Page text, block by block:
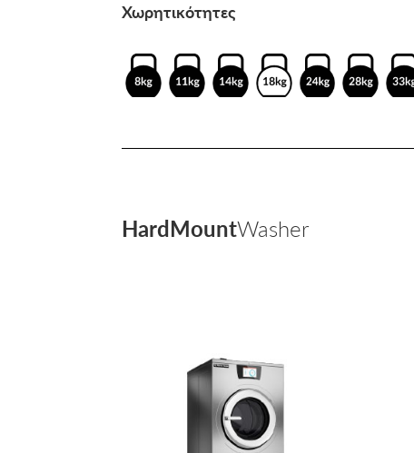
Χωρητικότητες
HardMountWasher